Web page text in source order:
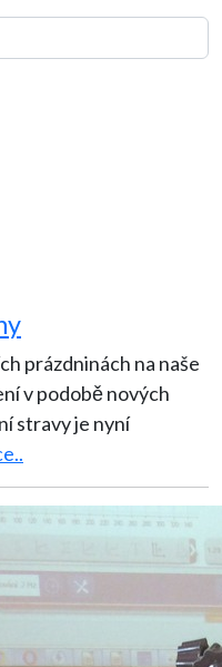
v podobě nových
stravy je nyní